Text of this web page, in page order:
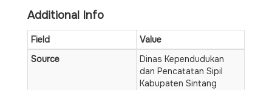
Additional Info
Field
Value
Source
Dinas Kependudukan
dan Pencatatan Sipil
Kabupaten Sintang